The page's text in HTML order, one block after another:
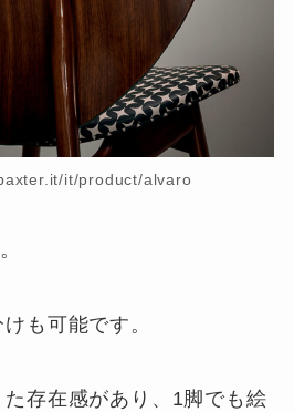
it/product/alvaro
も可能です。
存在感があり、1脚でも絵